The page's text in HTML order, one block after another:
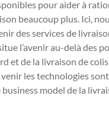
pour aider à
beaucoup plus. Ici,
des services de
l’avenir au-delà des
et de la livraison de
les technologies
model de la